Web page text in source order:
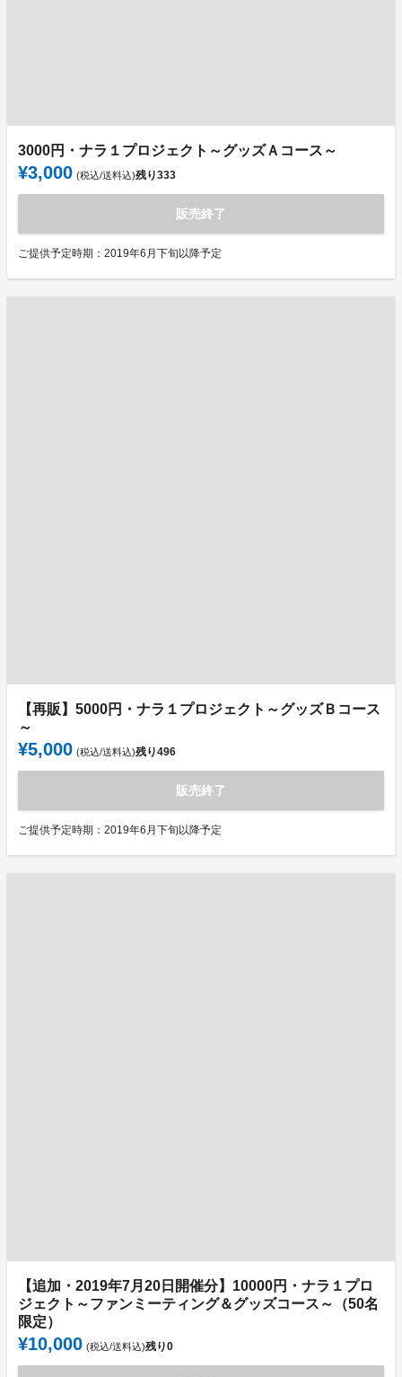
3000円・ナラ１プロジェクト～グッズＡコース～
¥3,000 (税込/送料込)残り333
販売終了
ご提供予定時期：2019年6月下旬以降予定
【再販】5000円・ナラ１プロジェクト～グッズＢコース
～
¥5,000 (税込/送料込)残り496
販売終了
ご提供予定時期：2019年6月下旬以降予定
【追加・2019年7月20日開催分】10000円・ナラ１プロ
ジェクト～ファンミーティング＆グッズコース～（50名
限定）
¥10,000 (税込/送料込)残り0